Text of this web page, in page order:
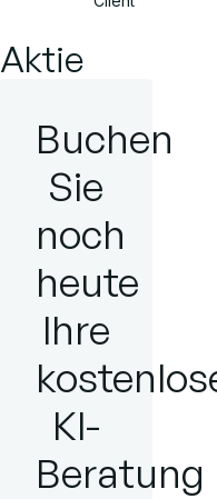
Aktie
Buchen
Sie
noch
heute
Ihre
KI-
Beratung